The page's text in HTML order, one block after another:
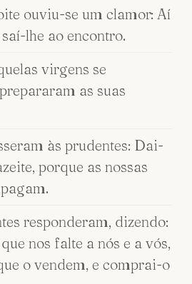
ouviu-se um clamor: Aí
lhe ao encontro.
virgens se
as suas
às prudentes: Dai-
porque as nossas
responderam, dizendo:
nos falte a nós e a vós,
o vendem, e comprai-o